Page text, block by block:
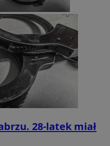
28-latek miał